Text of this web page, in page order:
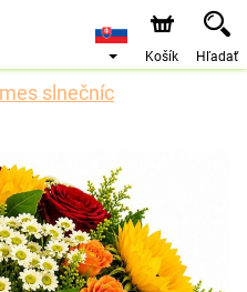
nášho e-shopu.
je od 10.8.2026 z
Košík Hľadať
slnečníc